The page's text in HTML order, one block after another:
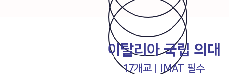
이탈리아 국립 의대
17개교｜IMAT 필수